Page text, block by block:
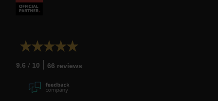
9.6 / 10 66 reviews